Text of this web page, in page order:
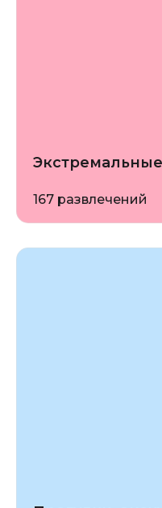
167 развлечений